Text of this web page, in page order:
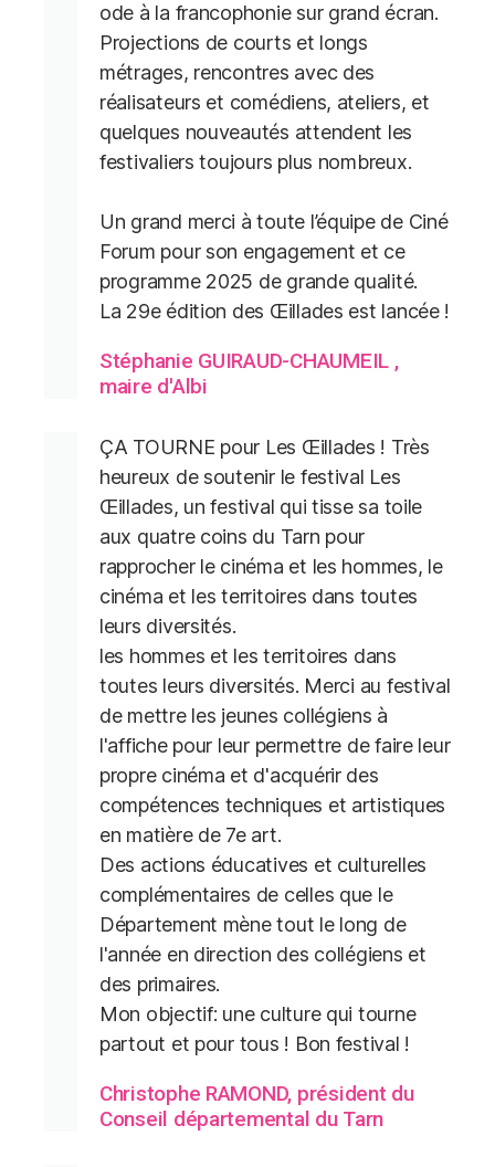
ode à la francophonie sur grand écran.
Projections de courts et longs
métrages, rencontres avec des
réalisateurs et comédiens, ateliers, et
quelques nouveautés attendent les
festivaliers toujours plus nombreux.
Un grand merci à toute l’équipe de Ciné
Forum pour son engagement et ce
programme 2025 de grande qualité.
La 29e édition des Œillades est lancée !
Stéphanie GUIRAUD-CHAUMEIL ,
maire d'Albi
ÇA TOURNE pour Les Œillades ! Très
heureux de soutenir le festival Les
Œillades, un festival qui tisse sa toile
aux quatre coins du Tarn pour
rapprocher le cinéma et les hommes, le
cinéma et les territoires dans toutes
leurs diversités.
les hommes et les territoires dans
toutes leurs diversités. Merci au festival
de mettre les jeunes collégiens à
l'affiche pour leur permettre de faire leur
propre cinéma et d'acquérir des
compétences techniques et artistiques
en matière de 7e art.
Des actions éducatives et culturelles
complémentaires de celles que le
Département mène tout le long de
l'année en direction des collégiens et
des primaires.
Mon objectif: une culture qui tourne
partout et pour tous ! Bon festival !
Christophe RAMOND, président du
Conseil départemental du Tarn